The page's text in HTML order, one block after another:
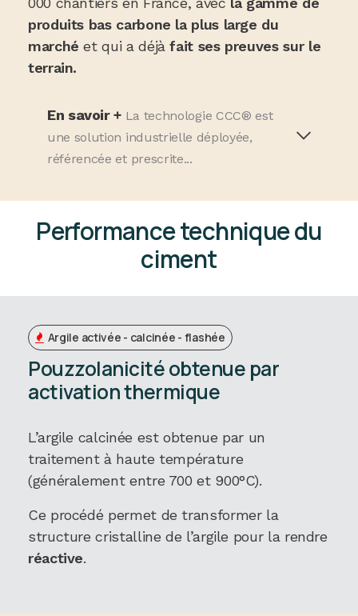
produits bas carbone la plus large du
marchéet qui a déjàfait ses preuves sur le
terrain.
En savoir + La technologie CCC® est
une solution industrielle déployée,
référencée et prescrite...
Performance technique du
ciment
Argile activée - calcinée - flashée
Pouzzolanicité obtenue par
activation thermique
L’argile calcinée est obtenue par un
traitement à haute température
(généralement entre 700 et 900°C).
Ce procédé permet de transformer la
structure cristalline de l’argile pour la rendre
réactive.